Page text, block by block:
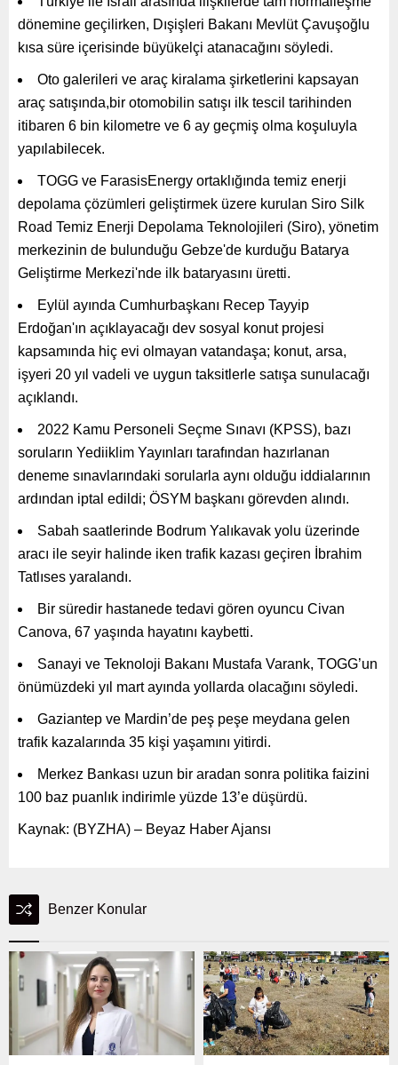
dönemine geçilirken, Dışişleri Bakanı Mevlüt Çavuşoğlu
kısa süre içerisinde büyükelçi atanacağını söyledi.
Oto galerileri ve araç kiralama şirketlerini kapsayan
araç satışında,bir otomobilin satışı ilk tescil tarihinden
itibaren 6 bin kilometre ve 6 ay geçmiş olma koşuluyla
yapılabilecek.
TOGG ve FarasisEnergy ortaklığında temiz enerji
depolama çözümleri geliştirmek üzere kurulan Siro Silk
Road Temiz Enerji Depolama Teknolojileri (Siro), yönetim
merkezinin de bulunduğu Gebze'de kurduğu Batarya
Geliştirme Merkezi'nde ilk bataryasını üretti.
Eylül ayında Cumhurbaşkanı Recep Tayyip
Erdoğan'ın açıklayacağı dev sosyal konut projesi
kapsamında hiç evi olmayan vatandaşa; konut, arsa,
işyeri 20 yıl vadeli ve uygun taksitlerle satışa sunulacağı
açıklandı.
2022 Kamu Personeli Seçme Sınavı (KPSS), bazı
soruların Yediiklim Yayınları tarafından hazırlanan
deneme sınavlarındaki sorularla aynı olduğu iddialarının
ardından iptal edildi; ÖSYM başkanı görevden alındı.
Sabah saatlerinde Bodrum Yalıkavak yolu üzerinde
aracı ile seyir halinde iken trafik kazası geçiren İbrahim
Tatlıses yaralandı.
Bir süredir hastanede tedavi gören oyuncu Civan
Canova, 67 yaşında hayatını kaybetti.
Sanayi ve Teknoloji Bakanı Mustafa Varank, TOGG’un
önümüzdeki yıl mart ayında yollarda olacağını söyledi.
Gaziantep ve Mardin’de peş peşe meydana gelen
trafik kazalarında 35 kişi yaşamını yitirdi.
Merkez Bankası uzun bir aradan sonra politika faizini
100 baz puanlık indirimle yüzde 13’e düşürdü.
Kaynak: (BYZHA) – Beyaz Haber Ajansı
Benzer Konular